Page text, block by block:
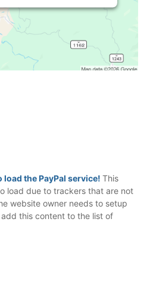
the PayPal service! This
load due to trackers that are not
website owner needs to setup
this content to the list of